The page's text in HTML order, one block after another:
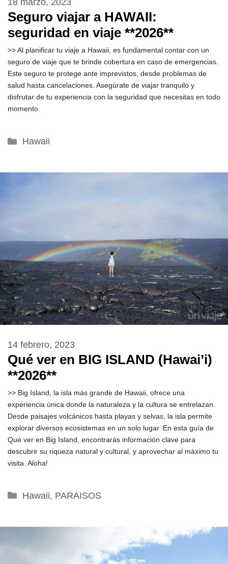
Seguro viajar a HAWAII:
seguridad en viaje **2026**
18 marzo, 2023
>> Al planificar tu viaje a Hawaii, es fundamental contar con un
seguro de viaje que te brinde cobertura en caso de emergencias.
Este seguro te protege ante imprevistos, desde problemas de
salud hasta cancelaciones. Asegúrate de viajar tranquilo y
disfrutar de tu experiencia con la seguridad que necesitas en todo
momento.
Categorías
Hawaii
Qué ver en BIG ISLAND (Hawai’i)
**2026**
14 febrero, 2023
>> Big Island, la isla más grande de Hawaii, ofrece una
experiencia única donde la naturaleza y la cultura se entrelazan.
Desde paisajes volcánicos hasta playas y selvas, la isla permite
explorar diversos ecosistemas en un solo lugar. En esta guía de
Qué ver en Big Island, encontrarás información clave para
descubrir su riqueza natural y cultural, y aprovechar al máximo tu
visita. Aloha!
Categorías
Hawaii, PARAISOS